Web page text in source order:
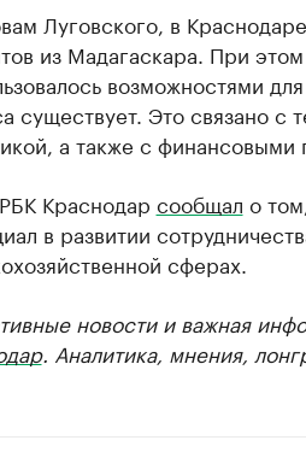
Луговского, в
из Мадагаскара. При
возможностями
существует. Это связано с
а также с финансовыми
Краснодар сообщал о
в развитии
сферах.
новости и важная
. Аналитика, мнения,